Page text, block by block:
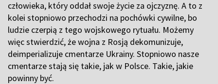
człowieka, który oddał swoje życie za ojczyznę. A to z
kolei stopniowo przechodzi na pochówki cywilne, bo
ludzie czerpią z tego wojskowego rytuału. Możemy
więc stwierdzić, że wojna z Rosją dekomunizuje,
deimperializuje cmentarze Ukrainy. Stopniowo nasze
cmentarze stają się takie, jak w Polsce. Takie, jakie
powinny być.